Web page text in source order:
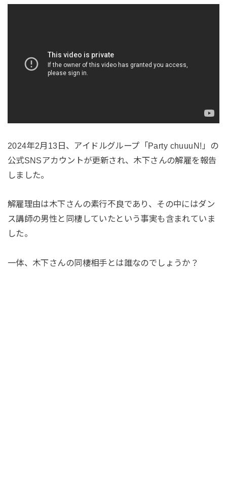
2024年2月13日、アイドルグループ「Party chuuuN!」の
公式SNSアカウントが更新され、木下さんの解雇を報告
しました。
解雇理由は木下さんの素行不良であり、その中にはダン
ス講師の男性と同棲していたという事実も含まれていま
した。
一体、木下さんの同棲相手とは誰なのでしょうか？